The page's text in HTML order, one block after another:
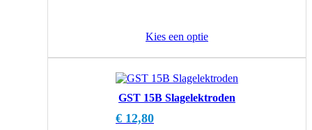
Kies een optie
GST 15B Slagelektroden
€ 12,80